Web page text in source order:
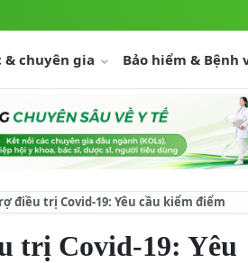
& chuyên gia Bảo hiểm & Bệnh
điều trị Covid-19: Yêu cầu kiểm điểm
trị Covid-19: Yêu